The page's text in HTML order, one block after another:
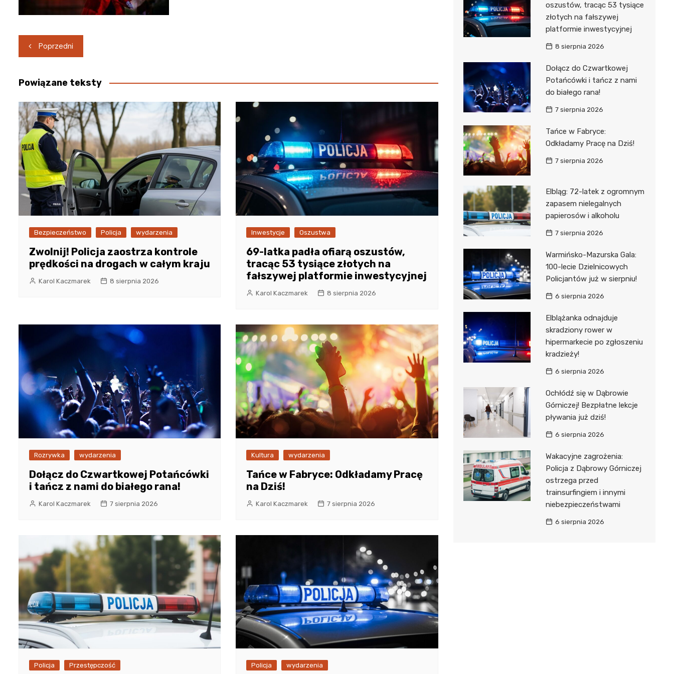
Nawigacja
wpisu
Poprzedni
Powiązane teksty
Bezpieczeństwo Policja wydarzenia
Zwolnij! Policja zaostrza kontrole
prędkości na drogach w całym kraju
Karol Kaczmarek 8 sierpnia 2026
Inwestycje Oszustwa
69-latka padła ofiarą oszustów,
tracąc 53 tysiące złotych na
fałszywej platformie inwestycyjnej
Karol Kaczmarek 8 sierpnia 2026
Rozrywka wydarzenia
Dołącz do Czwartkowej Potańcówki
i tańcz z nami do białego rana!
Karol Kaczmarek 7 sierpnia 2026
Kultura wydarzenia
Tańce w Fabryce: Odkładamy Pracę
na Dziś!
Karol Kaczmarek 7 sierpnia 2026
Policja Przestępczość Policja wydarzenia
oszustów, tracąc 53 tysiące
złotych na fałszywej
platformie inwestycyjnej
8 sierpnia 2026
Dołącz do Czwartkowej
Potańcówki i tańcz z nami
do białego rana!
7 sierpnia 2026
Tańce w Fabryce:
Odkładamy Pracę na Dziś!
7 sierpnia 2026
Elbląg: 72-latek z ogromnym
zapasem nielegalnych
papierosów i alkoholu
7 sierpnia 2026
Warmińsko-Mazurska Gala:
100-lecie Dzielnicowych
Policjantów już w sierpniu!
6 sierpnia 2026
Elblążanka odnajduje
skradziony rower w
hipermarkecie po zgłoszeniu
kradzieży!
6 sierpnia 2026
Ochłódź się w Dąbrowie
Górniczej! Bezpłatne lekcje
pływania już dziś!
6 sierpnia 2026
Wakacyjne zagrożenia:
Policja z Dąbrowy Górniczej
ostrzega przed
trainsurfingiem i innymi
niebezpieczeństwami
6 sierpnia 2026